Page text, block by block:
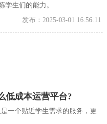
学生们的能力。
发布：2025-03-01 16:56:11
低成本运营平台?
一个贴近学生需求的服务，更